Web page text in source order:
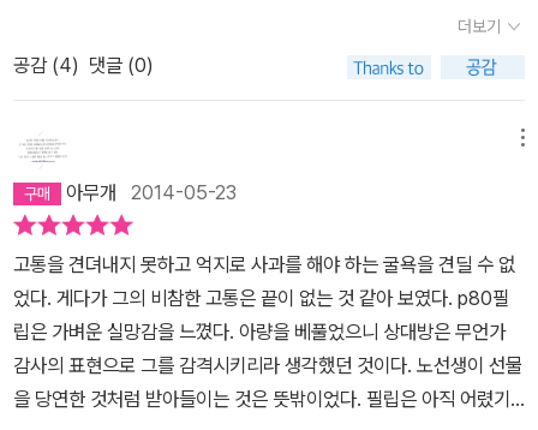
었으나 발랄함이 넘쳤다. 그에게서는 생명력이 흘러넘쳤고 그를 아는
모든 사람이 그 생명력에 감응을 받았다. 그것은 마치 체온처럼 감지
어쩔 줄을 몰라했다. 그녀의 웃음소리가 점점 커졌다. 버릇처럼 몸에
배어 있던 얌전 떨던 모습을 전혀 찾아볼 수 없었다. ---------- <인
간의 굴레에서 2>, 88~89쪽. ---------- 그리피스의 재담에 밀드
레드가 반해 버린다. 바람둥이인 그리피스 역시 그녀를 좋아하게 된
다. 이튿날 그들 셋은 다시 모여 이탈리아 식당에서 저녁을 먹고 연
예관에 간다. 필립은 기분이 좋지 않았다. ‘밀드레드와 그리피스가 서
로 사랑하고 있는 것이 아닐까’ 하는 의심이 들었기 때문이다. 하지만
필립은 애써 아무렇지도 않은 척했다. 말도 하고 웃기도 하였다. 그러
일’을 찾고, 함께 있어서 ‘행복한 사람’을 만나게 되는 순간 그의 행복
이 나의 행복으로, 그의 희망이 나의 희망으로 다가온다. 사람으로 태
어난 이상, 일, 사랑, 돈, 인간관계 등 ‘인간의 굴레’는 끝없이 계속 된
다. 그것을 벗어날 수는 없다. 굴레만을 생각한다면 삶이란 ‘태어나서
또 다른 굴레로 걸어 들어감을 의미하기도 한다. 그러나 그 또 다른
‘굴레’가 다른 것과는 달리 특별히 행복하다고 여겨지는 ‘굴레’라면 더
이상은 ‘굴레’가 아닐 것이다. 필립이 오랫동안 생각했던 꿈을 포기하
고 한 여자와의 소박한 삶으로 ‘스스로’ 걸어 들어가는 마지막 장면은
그래서 아름답다.인생의 행운아는 오히려 벌통 속의 벌처럼 자신을
거의 의식하지 못하는 사람이라고 할 수 있다. 그런 사람들이야말로
행복하게 살 가능성이 가장 크다. 다 같은 활동을 공유한다는 점에서,
다. 그래서 나의 자존심, 나의 명예, 나의 감정 따위는 아랑곳하지 않
고 자기들 편의대로, 자기들 필요에 맞게 나를 써먹었다 버렸다 뒤집
어 씌웠다가 밟았다가 그러고 논다. 아, 세상의 이치가 이러해서, 약자
적 욕심을 버리고 산다해도, 조용히 살고 싶어하는 나를 마음대로 이
용하고자 하는 자들이 있으니, 적어도 그들의 농간에 놀아나지 않기
위해서라도, 그래서 힘을 가지고 권력을 가져야 하는구나, 라는 슬픈
생각. 요즘에서야 깨닫는다. '결핍'이란 이리도 모욕적인 것이로구나.
내 자신의 명예를 스스로 지킬 수도 없고, 당당히 내 목소리를 낼 수도
없고, 낸다 한들 아무도 내 말에 귀기울이지 않는 치욕적인 상황. 단순
히 힘들고 고달프고 서럽다라는 감정을 넘어 입술이라도 꽉 깨물고
싶을 만큼의 모욕. 적어도 누군가가 나를 가지고 놀 수 없을 만큼의 힘
했다. 백부의 반대에도 그의 확신에 따라 프랑스로 가서 그림을 배우
기 시작한다. ​필립은 화가가 되고자 하는 미술학도들을 만나서 대화
알게 된다. 백부의 말대로 필립은 인내심과 끈기가 없는 것인지도 모
른다.필립은 돌고 돌아 결국은 자신의 아버지와 같은 의사가 되기로
결심한다. 친구 던스퍼드와 함께 간 찻집에서 필립은 종업원인 밀드
러드를 사랑하게 된다. 자신도 그런 여자를 사랑하게 되었다는 것이
어처구니없다.믿을 수가 없었다.하룻밤을 보낸 윌킨슨은 미련 없이
잊었고, 화가가 되기 위해 화실을 다닐 때 필립을 좋아했던 패니 프라
이스가 그제야 생각이 났다. ​그녀들도 지금의 필립처럼 고통을 겪었
을 것이다. 종업원 밀드러드는 필립을 좋아하지 않았다. 필립은 그녀
그들의 머리에는 끊임없이 주입되어 온 진실없는 이상들만 가득 차
있어 현실을 접촉할 때마다 멍들고 상처받기 때문이다. 젊은이들은
어떤 공모의 희생자처럼 보인다. 선택해서 읽을 수밖에 없기 때문에
언제나 이상적인 책들, 그리고 망각의 장밋빛 아지랑이를 통해 과거
로 항금 비현실적인 삶을 꿈꾸게 하는 것이다. 젊은이들은 자기가 읽
은 모든 것, 자기가 들으 모든 것이 거짓말투성이라는 것을 스스로 발
견하여야 한다. 그 사실을 발견할 때마다 그것은 인생의 십자가에 그
들을 때려박는 못이 된다. 이상한 것은 쓰라린 환멸을 경험한 사람들
이, 이번에는 무의식적으로 저마다, 억제할 수 없는 내부의 어떤 큰 힘
에 의해 그 환멸을 증가시킨다는 것이다. 헤이워드를 사귄 것은 필립
에게 최악의 일이었다. 헤이워드는 자신의 눈으로는 아무것도 보지
더보기
공감 (4) 댓글 (0)
아무개 2014-05-23
고통을 견뎌내지 못하고 억지로 사과를 해야 하는 굴욕을 견딜 수 없
었다. 게다가 그의 비참한 고통은 끝이 없는 것 같아 보였다. p80필
립은 가벼운 실망감을 느꼈다. 아량을 베풀었으니 상대방은 무언가
감사의 표현으로 그를 감격시키리라 생각했던 것이다. 노선생이 선물
을 당연한 것처럼 받아들이는 것은 뜻밖이었다. 필립은 아직 어렸기